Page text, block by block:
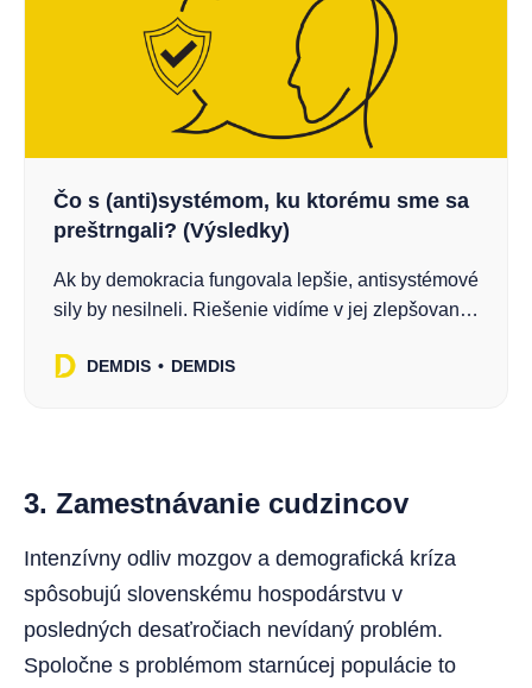
Čo s (anti)systémom, ku ktorému sme sa
preštrngali? (Výsledky)
Ak by demokracia fungovala lepšie, antisystémové
sily by nesilneli. Riešenie vidíme v jej zlepšovaní
DEMDIS diskusie!
DEMDIS DEMDIS
3. Zamestnávanie cudzincov
Intenzívny odliv mozgov a demografická kríza
spôsobujú slovenskému hospodárstvu v
posledných desaťročiach nevídaný problém.
Spoločne s problémom starnúcej populácie to